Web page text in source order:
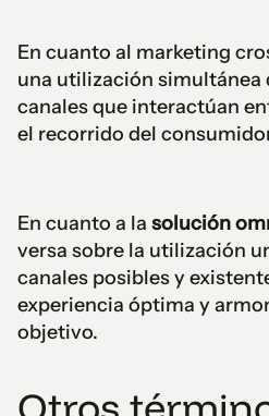
En cuanto al marketing
una utilización simultánea
canales que interactúan
el recorrido del
En cuanto a la solución
versa sobre la utilización
canales posibles y
experiencia óptima y
objetivo.